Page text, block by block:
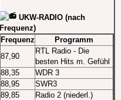
UKW-RADIO (nach
Frequenz)
Frequenz
Programm
87,90
RTL Radio - Die
besten Hits m. Gefühl
88,35
WDR 3
88,95
SWR3
89,85
Radio 2 (niederl.)